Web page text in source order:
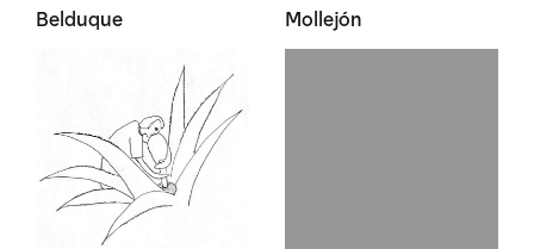
Belduque Mollejón